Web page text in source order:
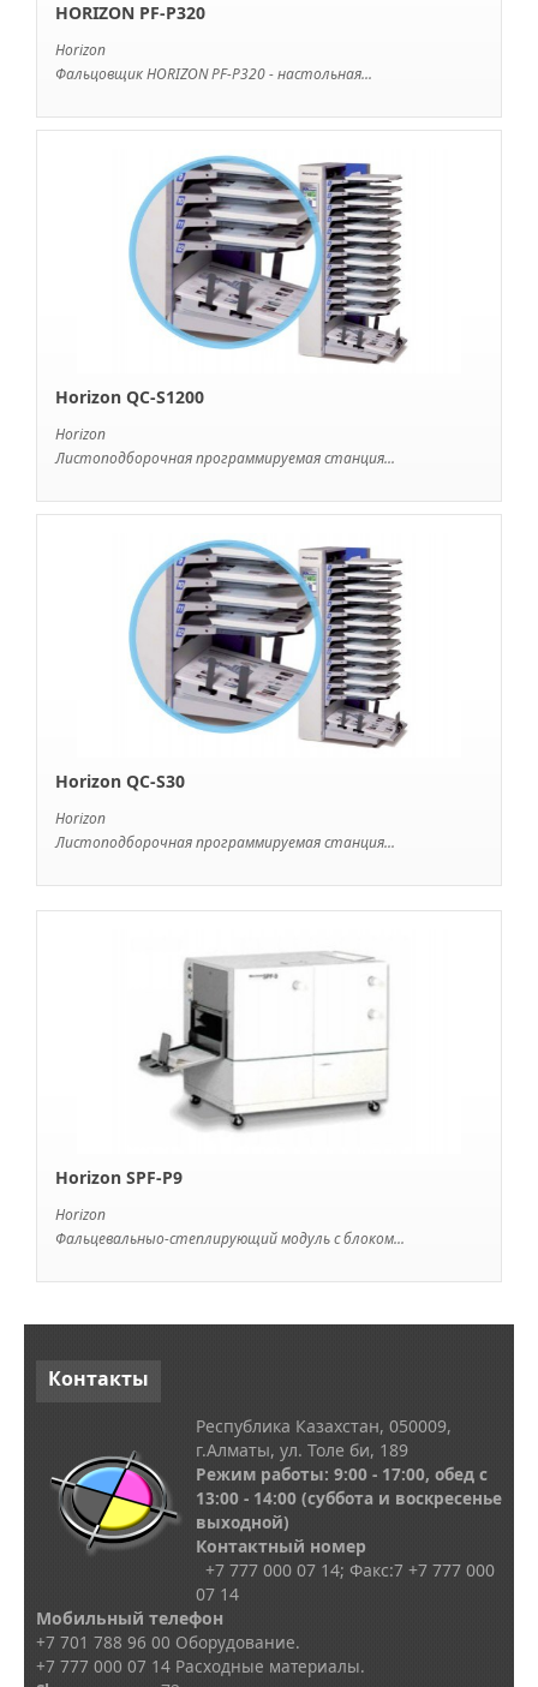
HORIZON PF-P320
Horizon
Фальцовщик HORIZON PF-P320 - настольная...
Horizon QC-S1200
Horizon
Листоподборочная программируемая станция...
Horizon QC-S30
Horizon
Листоподборочная программируемая станция...
Horizon SPF-P9
Horizon
Фальцевальныо-степлирующий модуль с блоком...
Контакты
Республика Казахстан, 050009,
г.Алматы, ул. Толе би, 189
Режим работы: 9:00 - 17:00, обед с
13:00 - 14:00 (суббота и воскресенье
выходной)
Контактный номер
+7 777 000 07 14; Факс:7 +7 777 000
07 14
Мобильный телефон
+7 701 788 96 00 Оборудование.
+7 777 000 07 14 Расходные материалы.